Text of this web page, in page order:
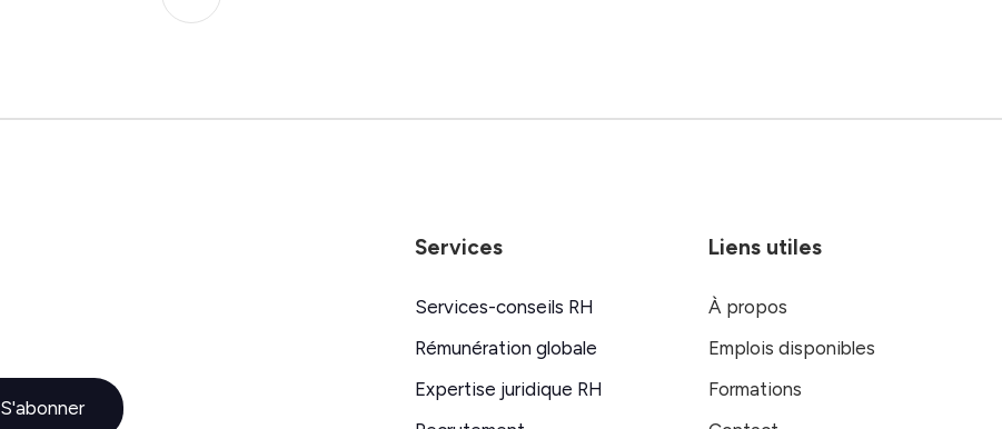
S'abonner
Services
Services-conseils RH
Rémunération globale
Expertise juridique RH
Liens utiles
À propos
Emplois disponibles
Formations